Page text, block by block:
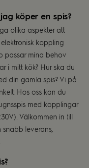
köper en spis?
olika aspekter att
koppling
passar mina behov
i mitt kök? Hur ska du
din gamla spis? Vi på
Hos oss kan du
med kopplingar
Välkommen in till
leverans,